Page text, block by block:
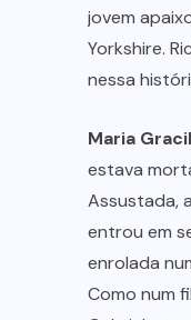
jovem
Yorkshire.
nessa
Maria
estava
Assustada,
entrou em
enrolada
Como num